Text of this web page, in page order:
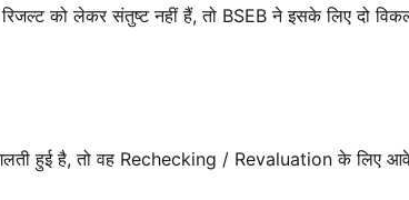
को लेकर संतुष्ट नहीं हैं, तो BSEB ने इसके लिए दो
हुई है, तो वह Rechecking / Revaluation के लिए